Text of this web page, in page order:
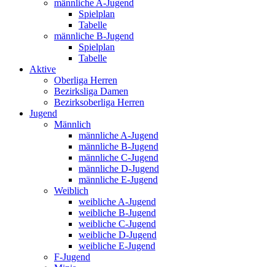
männliche A-Jugend
Spielplan
Tabelle
männliche B-Jugend
Spielplan
Tabelle
Aktive
Oberliga Herren
Bezirksliga Damen
Bezirksoberliga Herren
Jugend
Männlich
männliche A-Jugend
männliche B-Jugend
männliche C-Jugend
männliche D-Jugend
männliche E-Jugend
Weiblich
weibliche A-Jugend
weibliche B-Jugend
weibliche C-Jugend
weibliche D-Jugend
weibliche E-Jugend
F-Jugend